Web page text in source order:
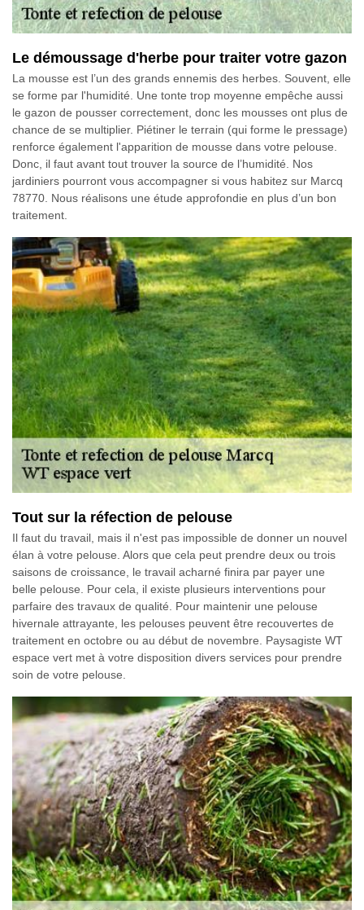
Le démoussage d'herbe pour traiter votre gazon
La mousse est l’un des grands ennemis des herbes. Souvent, elle
se forme par l'humidité. Une tonte trop moyenne empêche aussi
le gazon de pousser correctement, donc les mousses ont plus de
chance de se multiplier. Piétiner le terrain (qui forme le pressage)
renforce également l'apparition de mousse dans votre pelouse.
Donc, il faut avant tout trouver la source de l’humidité. Nos
jardiniers pourront vous accompagner si vous habitez sur Marcq
78770. Nous réalisons une étude approfondie en plus d’un bon
traitement.
Tout sur la réfection de pelouse
Il faut du travail, mais il n'est pas impossible de donner un nouvel
élan à votre pelouse. Alors que cela peut prendre deux ou trois
saisons de croissance, le travail acharné finira par payer une
belle pelouse. Pour cela, il existe plusieurs interventions pour
parfaire des travaux de qualité. Pour maintenir une pelouse
hivernale attrayante, les pelouses peuvent être recouvertes de
traitement en octobre ou au début de novembre. Paysagiste WT
espace vert met à votre disposition divers services pour prendre
soin de votre pelouse.